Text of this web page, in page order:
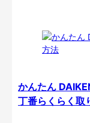
かんたん
丁番らくらく取